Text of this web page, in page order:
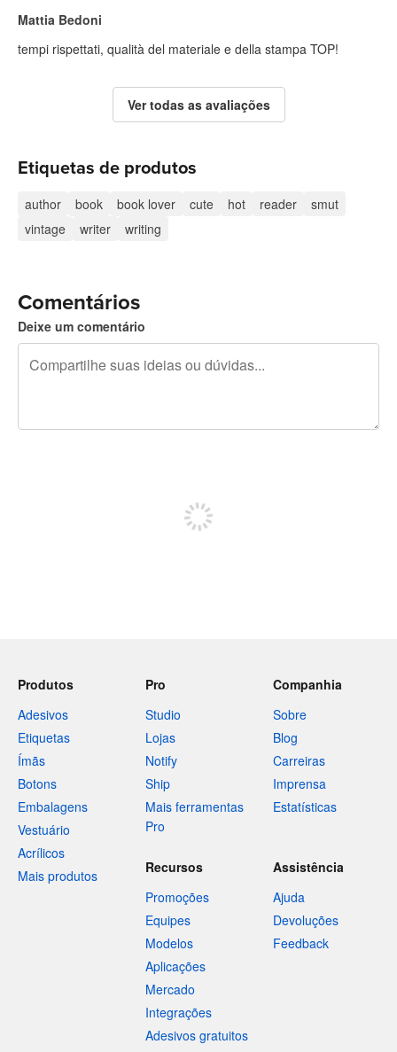
Mattia Bedoni
tempi rispettati, qualità del materiale e della stampa TOP!
Ver todas as avaliações
Etiquetas de produtos
author book book lover cute hot reader
smut
vintage
writer writing
Comentários
Deixe um comentário
Produtos
Adesivos
Etiquetas
Ímãs
Botons
Embalagens
Vestuário
Acrílicos
Mais produtos
Pro
Studio
Lojas
Notify
Ship
Mais ferramentas
Pro
Companhia
Sobre
Blog
Carreiras
Imprensa
Estatísticas
Recursos
Promoções
Equipes
Modelos
Aplicações
Mercado
Integrações
Adesivos gratuitos
Assistência
Ajuda
Devoluções
Feedback